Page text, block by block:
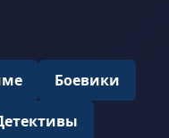
Боевики